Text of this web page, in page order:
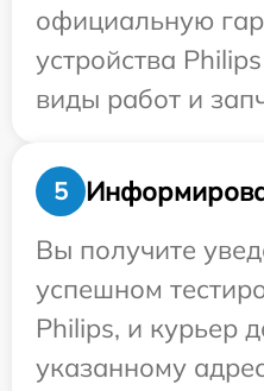
официальную
устройства
виды работ и
5
Вы получите
успешном
Philips, и курьер
указанному